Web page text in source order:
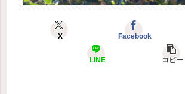
X Facebook
LINE コピー